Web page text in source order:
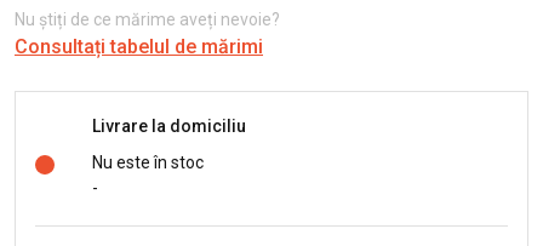
Nu știți de ce mărime aveți nevoie?
Consultați tabelul de mărimi
Livrare la domiciliu
Nu este în stoc
-